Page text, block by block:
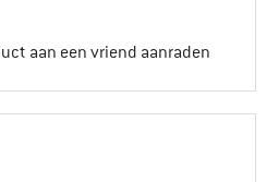
aan een vriend aanraden